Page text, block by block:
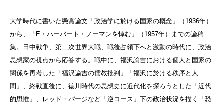
大学時代に書いた懸賞論文「政治学に於ける国家の概念」（1936年）
から、「E・ハーバート・ノーマンを悼む」（1957年）までの論稿
集。日中戦争、第二次世界大戦、戦後占領下へと激動の時代に、政治
思想家の視点から応答する。戦中に、福沢諭吉における個人と国家の
関係を再考した「福沢諭吉の儒教批判」「福沢に於ける秩序と人
間」、終戦直後に、徳川時代の思想史に近代化を探ろうとした「近代
的思惟」、レッド・パージなど「逆コース」下の政治状況を描く「恐